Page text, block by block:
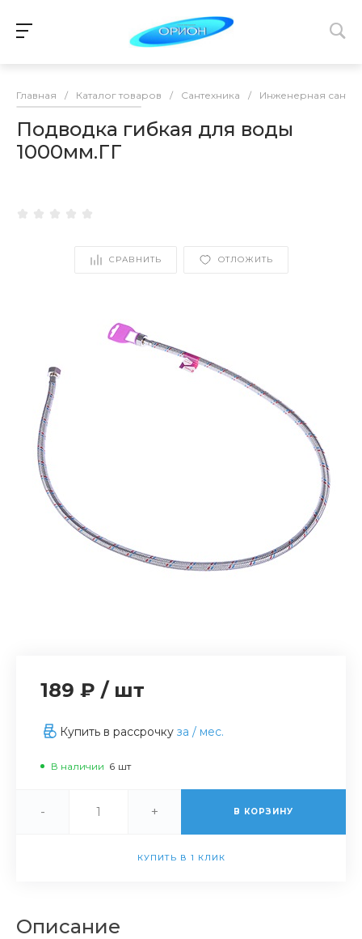
Главная / Каталог товаров / Сантехника / Инженерная
Подводка гибкая для воды
1000мм.ГГ
СРАВНИТЬ ОТЛОЖИТЬ
189 ₽ / шт
Купить в рассрочку за / мес.
В наличии 6 шт
- + В КОРЗИНУ
КУПИТЬ В 1 КЛИК
Описание